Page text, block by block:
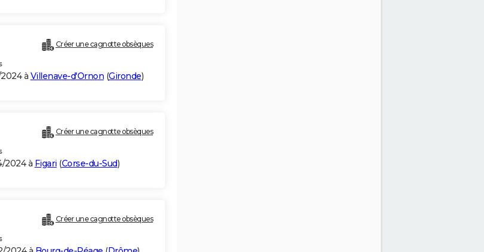
Créer une cagnotte obsèques
2024 à Villenave-d'Ornon (Gironde)
Créer une cagnotte obsèques
2024 à Figari (Corse-du-Sud)
Créer une cagnotte obsèques